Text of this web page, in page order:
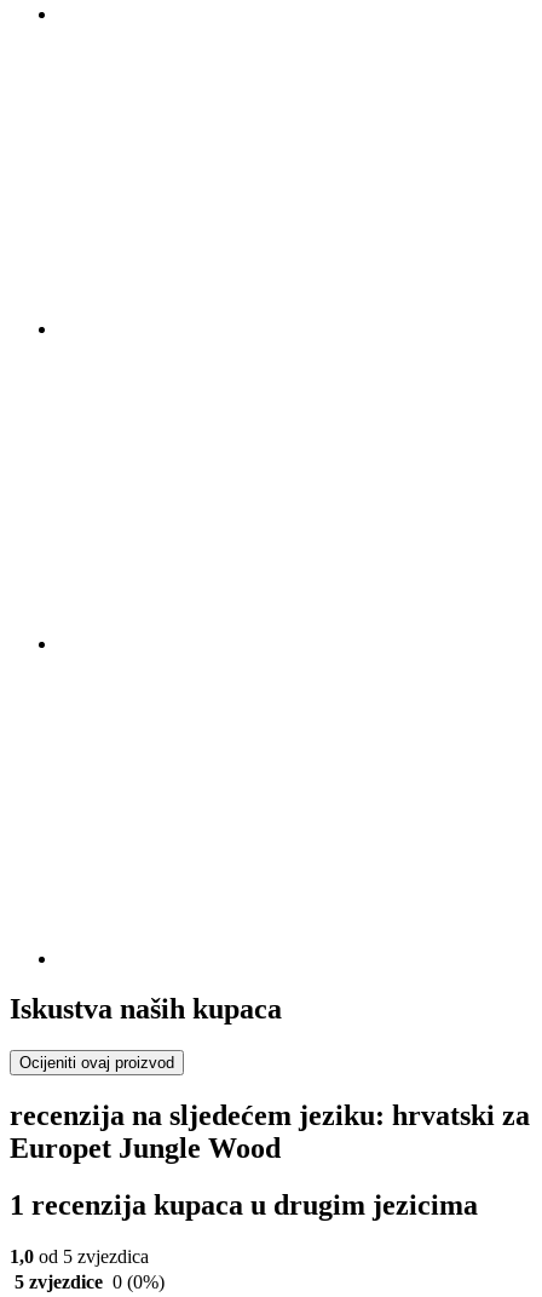
Iskustva naših kupaca
Ocijeniti ovaj proizvod
recenzija na sljedećem jeziku: hrvatski za
Europet Jungle Wood
1 recenzija kupaca u drugim jezicima
1,0 od 5 zvjezdica
5 zvjezdice 0 (0%)